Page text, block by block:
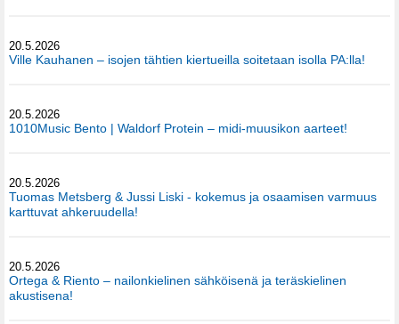
20.5.2026
Ville Kauhanen – isojen tähtien kiertueilla soitetaan isolla PA:lla!
20.5.2026
1010Music Bento | Waldorf Protein – midi-muusikon aarteet!
20.5.2026
Tuomas Metsberg & Jussi Liski - kokemus ja osaamisen varmuus
karttuvat ahkeruudella!
20.5.2026
Ortega & Riento – nailonkielinen sähköisenä ja teräskielinen
akustisena!